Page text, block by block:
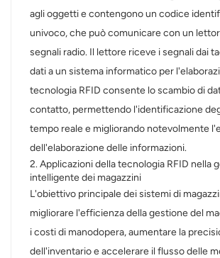
한국어
Türk
Ελληνικά
Melayu
แบบไทย
Tiếng Việt
agli oggetti e contengono un codice
univoco, che può comunicare con un
segnali radio. Il lettore riceve i segnali dai
dati a un sistema informatico per
tecnologia RFID consente lo scambio di
contatto, permettendo l'identificazione
tempo reale e migliorando notevolmente
dell'elaborazione delle informazioni.
2. Applicazioni della tecnologia RFID nella
intelligente dei magazzini
L'obiettivo principale dei sistemi di
migliorare l'efficienza della gestione del
i costi di manodopera, aumentare la
dell'inventario e accelerare il flusso delle